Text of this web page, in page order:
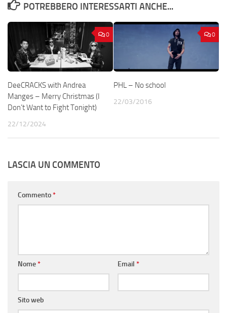
POTREBBERO INTERESSARTI ANCHE...
0
DeeCRACKS with Andrea
Manges – Merry Christmas (I
Don’t Want to Fight Tonight)
22/12/2024
0
PHL – No school
22/03/2016
LASCIA UN COMMENTO
Commento*
Nome* Email *
Sito web